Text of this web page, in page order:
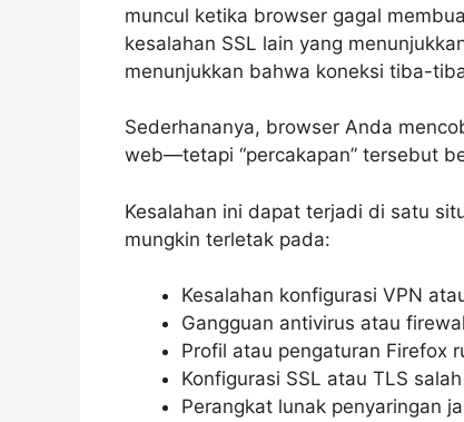
muncul ketika browser gagal
kesalahan SSL lain yang
menunjukkan bahwa koneksi tiba-
Sederhananya, browser Anda
web—tetapi “percakapan” tersebut
Kesalahan ini dapat terjadi di satu
mungkin terletak pada:
Kesalahan konfigurasi VPN
Gangguan antivirus atau
Profil atau pengaturan Firefox
Konfigurasi SSL atau TLS salah
Perangkat lunak penyaringan